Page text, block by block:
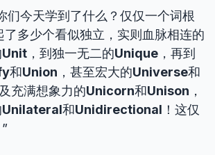
们今天学到了什么？仅仅一个词根
了多少个看似独立，实则血脉相连的
Unit ，到独一无二的Unique ，再到
和Union ，甚至宏大的Universe和
充满想象力的Unicorn和Unison ，
Unilateral和Unidirectional ！这仅